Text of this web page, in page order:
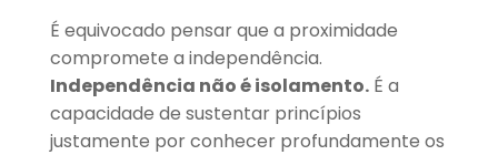
É equivocado pensar que a proximidade
compromete a independência.
Independência não é isolamento.É a
capacidade de sustentar princípios
justamente por conhecer profundamente os